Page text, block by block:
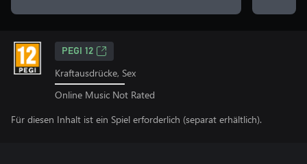
PEGI 12
Kraftausdrücke, Sex
Online Music Not Rated
Für diesen Inhalt ist ein Spiel erforderlich (separat erhältlich).